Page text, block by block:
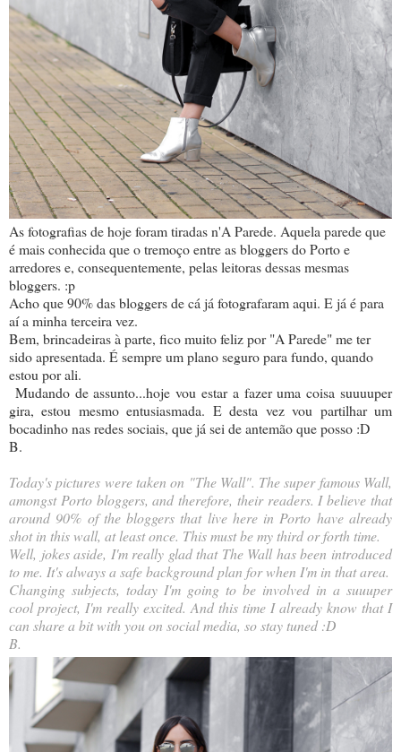
As fotografias de hoje foram tiradas n'A Parede. Aquela parede que
é mais conhecida que o tremoço entre as bloggers do Porto e
arredores e, consequentemente, pelas leitoras dessas mesmas
bloggers. :p
Acho que 90% das bloggers de cá já fotografaram aqui. E já é para
aí a minha terceira vez.
Bem, brincadeiras à parte, fico muito feliz por "A Parede" me ter
sido apresentada. É sempre um plano seguro para fundo, quando
estou por ali.
Mudando de assunto...hoje vou estar a fazer uma coisa suuuuper
gira, estou mesmo entusiasmada. E desta vez vou partilhar um
bocadinho nas redes sociais, que já sei de antemão que posso :D
B.
Today's pictures were taken on "The Wall". The super famous Wall,
amongst Porto bloggers, and therefore, their readers. I believe that
around 90% of the bloggers that live here in Porto have already
shot in this wall, at least once. This must be my third or forth time.
Well, jokes aside, I'm really glad that The Wall has been introduced
to me. It's always a safe background plan for when I'm in that area.
Changing subjects, today I'm going to be involved in a suuuper
cool project, I'm really excited. And this time I already know that I
can share a bit with you on social media, so stay tuned :D
B.